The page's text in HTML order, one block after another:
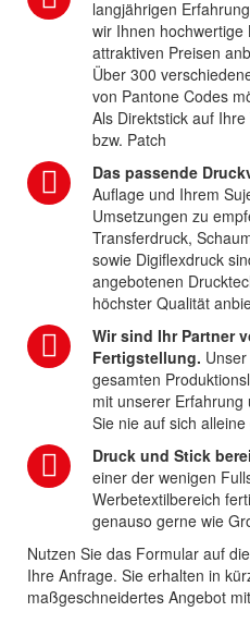
langjährigen
wir Ihnen
attraktiven Preisen
Über 300
von Pantone Codes
Als Direktstick auf
bzw. Patch
Das passende
Auflage und Ihrem
Umsetzungen zu
Transferdruck,
sowie Digiflexdruck
angebotenen
höchster Qualität
Wir sind Ihr Partner
Fertigstellung.
gesamten
mit unserer
Sie nie auf sich alleine
Druck und Stick
einer der wenigen
Werbetextilbereich
genauso gerne wie
Nutzen Sie das Formular auf
Ihre Anfrage. Sie erhalten in
maßgeschneidertes Angebot